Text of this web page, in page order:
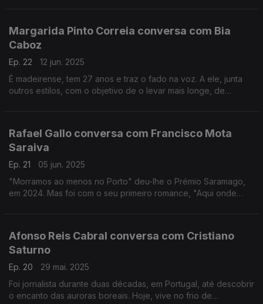
Margarida Pinto Correia conversa com Bia
Caboz
Ep. 22
12 jun. 2025
É madeirense, tem 27 anos e traz o fado na voz. A ele, junta
outros estilos, com o objetivo de o levar mais longe, de
Rafael Gallo conversa com Francisco Mota
Saraiva
Ep. 21
05 jun. 2025
"Morramos ao menos no Porto" deu-lhe o Prémio Saramago,
em 2024. Mas foi com o seu primeiro romance, "Aqui onde
Afonso Reis Cabral conversa com Cristiano
Saturno
Ep. 20
29 mai. 2025
Foi jornalista durante duas décadas, em Portugal, até descobrir
o encanto das auroras boreais. Hoje, vive no frio de